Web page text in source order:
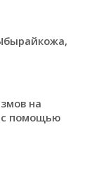
на
с помощью